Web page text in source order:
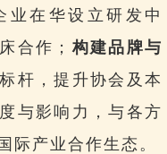
业在华设立研发中
合作；构建品牌与
杆，提升协会及本
与影响力，与各方
际产业合作生态。